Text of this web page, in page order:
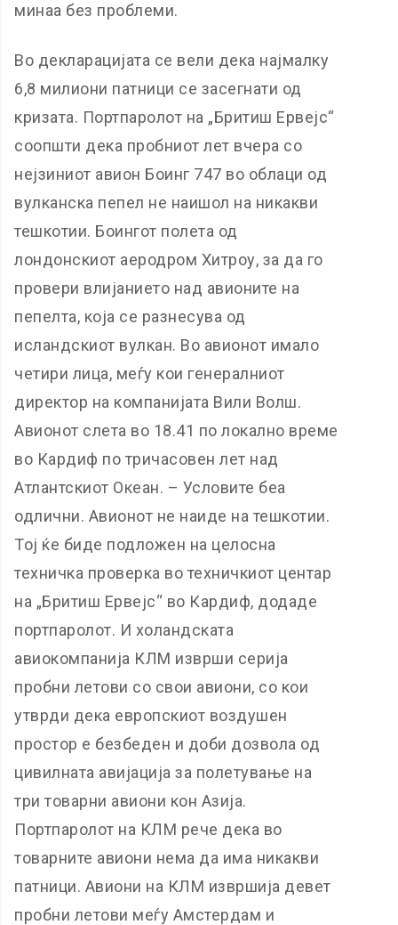
минаа без проблеми.
Во декларацијата се вели дека најмалку
6,8 милиони патници се засегнати од
кризата. Портпаролот на „Бритиш Ервејс“
соопшти дека пробниот лет вчера со
нејзиниот авион Боинг 747 во облаци од
вулканска пепел не наишол на никакви
тешкотии. Боингот полета од
лондонскиот аеродром Хитроу, за да го
провери влијанието над авионите на
пепелта, која се разнесува од
исландскиот вулкан. Во авионот имало
четири лица, меѓу кои генералниот
директор на компанијата Вили Волш.
Авионот слета во 18.41 по локално време
во Кардиф по тричасовен лет над
Атлантскиот Океан. – Условите беа
одлични. Авионот не наиде на тешкотии.
Тој ќе биде подложен на целосна
техничка проверка во техничкиот центар
на „Бритиш Ервејс“ во Кардиф, додаде
портпаролот. И холандската
авиокомпанија КЛМ изврши серија
пробни летови со свои авиони, со кои
утврди дека европскиот воздушен
простор е безбеден и доби дозвола од
цивилната авијација за полетување на
три товарни авиони кон Азија.
Портпаролот на КЛМ рече дека во
товарните авиони нема да има никакви
патници. Авиони на КЛМ извршија девет
пробни летови меѓу Амстердам и